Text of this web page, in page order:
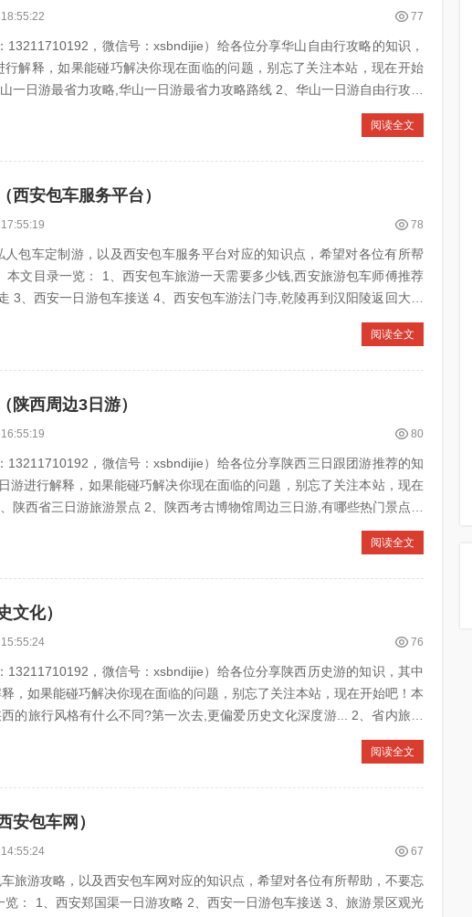
77
13211710192，微信号：xsbndijie）给各位分享华山自由行攻略的知识，
解释，如果能碰巧解决你现在面临的问题，别忘了关注本站，现在开始
省力攻略,华山一日游最省力攻略路线 2、华山一日游自由行攻略
阅读全文
西安包车服务平台）
78
包车定制游，以及西安包车服务平台对应的知识点，希望对各位有所帮
本文目录一览： 1、西安包车旅游一天需要多少钱,西安旅游包车师傅推荐
雁
阅读全文
陕西周边3日游）
80
13211710192，微信号：xsbndijie）给各位分享陕西三日跟团游推荐的知
游进行解释，如果能碰巧解决你现在面临的问题，别忘了关注本站，现在
陕西考古博物馆周边三日游,有哪些热门景点值
阅读全文
文化）
76
13211710192，微信号：xsbndijie）给各位分享陕西历史游的知识，其中
，如果能碰巧解决你现在面临的问题，别忘了关注本站，现在开始吧！本
行风格有什么不同?第一次去,更偏爱历史文化深度游... 2、省内旅游
阅读全文
安包车网）
67
旅游攻略，以及西安包车网对应的知识点，希望对各位有所帮助，不要忘
一日游攻略 2、西安一日游包车接送 3、旅游景区观光